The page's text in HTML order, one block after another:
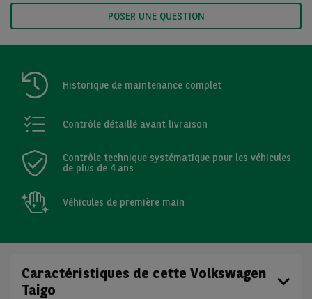
POSER UNE QUESTION
Historique de maintenance complet
Contrôle détaillé avant livraison
Contrôle technique systématique pour les véhicules
de plus de 4 ans
Véhicules de première main
Caractéristiques de cette Volkswagen
Taigo